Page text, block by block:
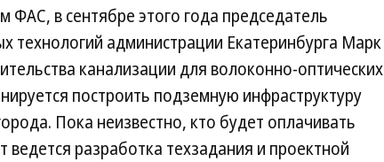
в сентябре этого года председатель
технологий администрации Екатеринбурга Марк
канализации для волоконно-оптических
построить подземную инфраструктуру
Пока неизвестно, кто будет оплачивать
разработка техзадания и проектной